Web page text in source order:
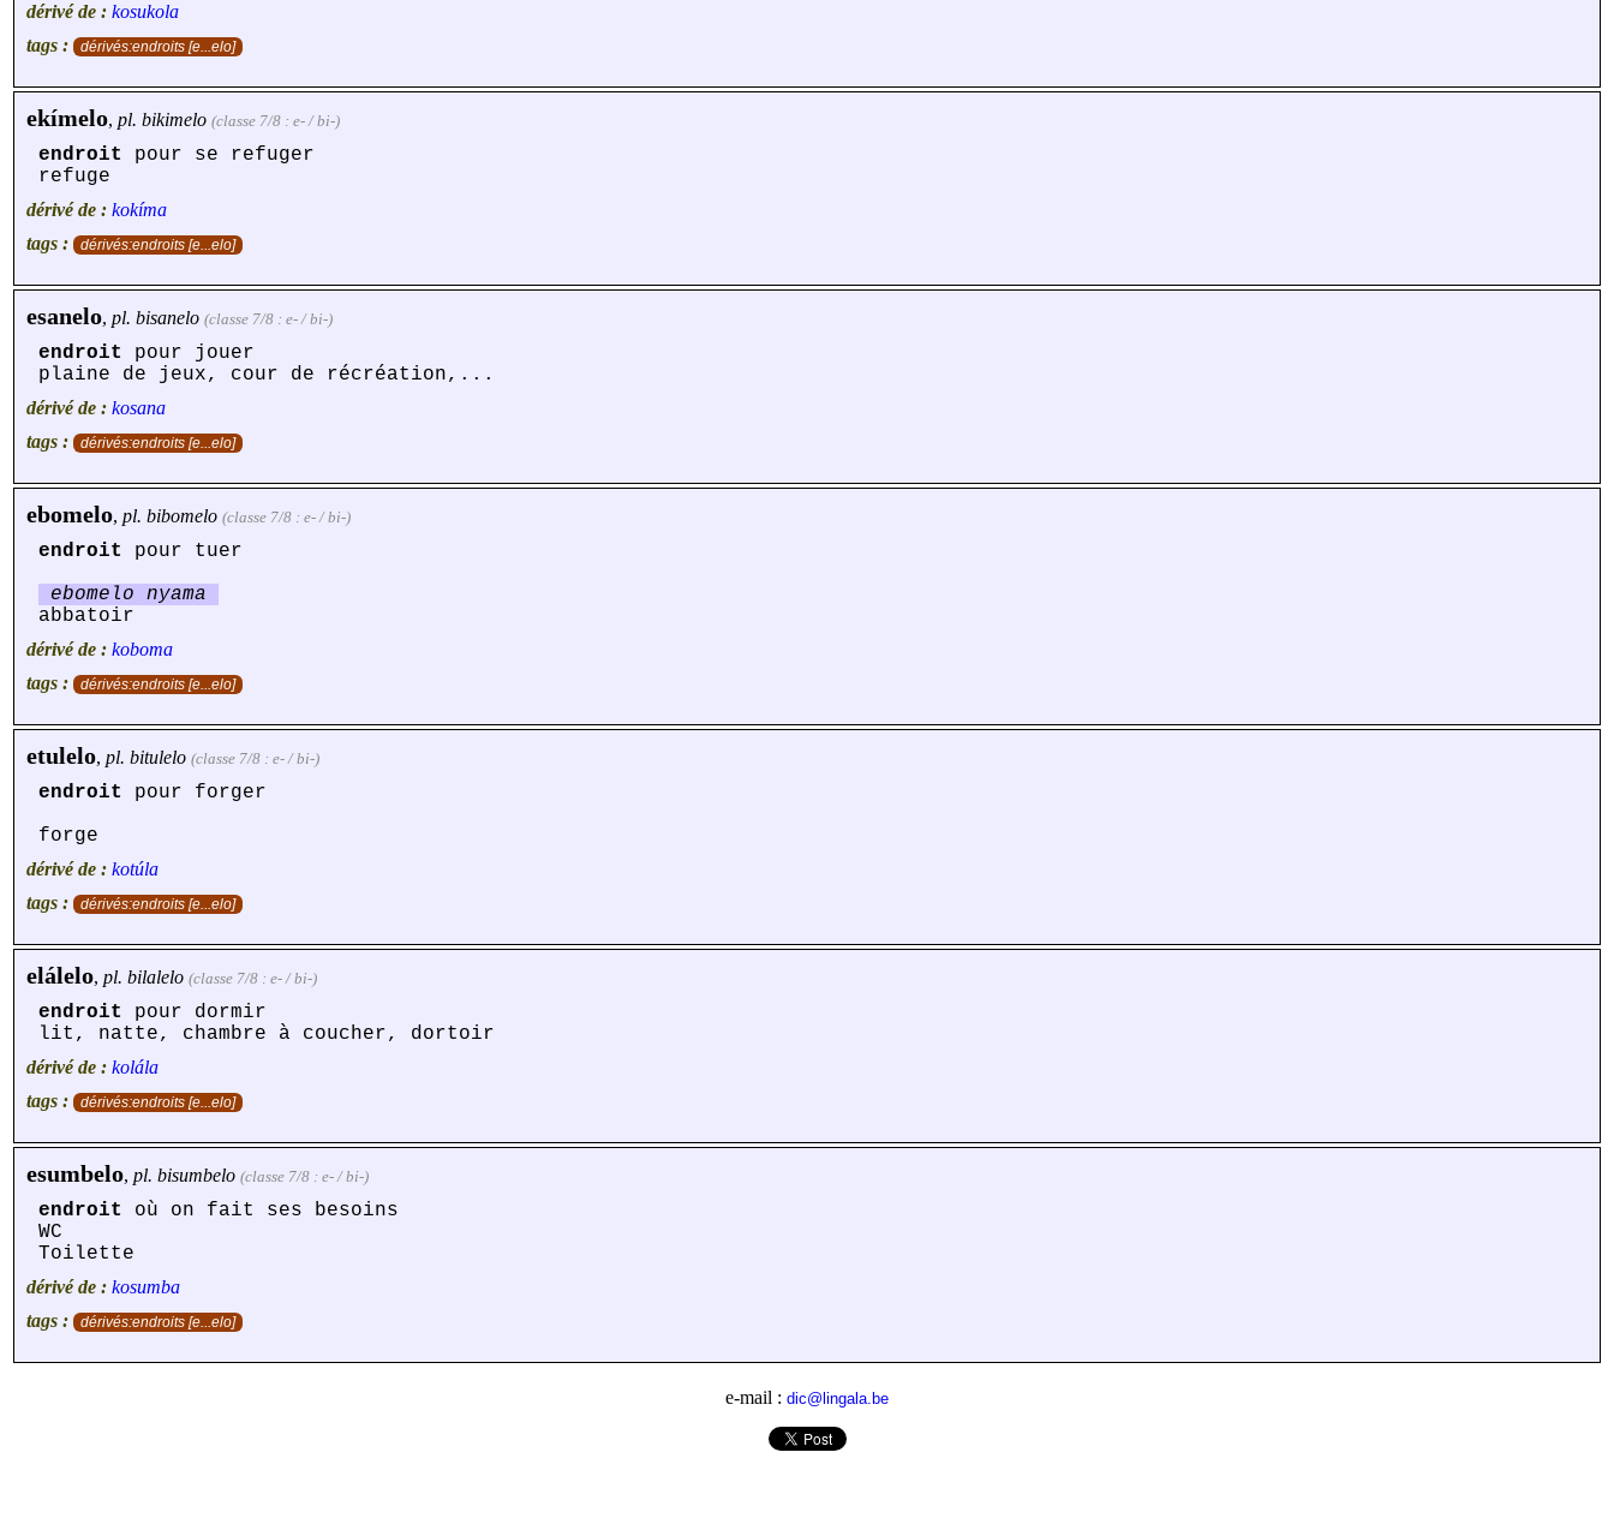
dérivé de : kosukola
tags :
dérivés:endroits [e...elo]
ekímelo, pl. bikimelo (classe 7/8 : e- / bi-)
endroit
pour se refuger
refuge
dérivé de : kokíma
tags :
dérivés:endroits [e...elo]
esanelo, pl. bisanelo (classe 7/8 : e- / bi-)
endroit
pour jouer
plaine de jeux, cour de récréation,...
dérivé de : kosana
tags :
dérivés:endroits [e...elo]
ebomelo, pl. bibomelo (classe 7/8 : e- / bi-)
endroit
pour tuer
ebomelo nyama
abbatoir
dérivé de : koboma
tags :
dérivés:endroits [e...elo]
etulelo, pl. bitulelo (classe 7/8 : e- / bi-)
endroit
pour forger
forge
dérivé de : kotúla
tags :
dérivés:endroits [e...elo]
elálelo, pl. bilalelo (classe 7/8 : e- / bi-)
endroit
pour dormir
lit, natte, chambre à coucher, dortoir
dérivé de : kolála
tags :
dérivés:endroits [e...elo]
esumbelo, pl. bisumbelo (classe 7/8 : e- / bi-)
endroit
où on fait ses besoins
WC
Toilette
dérivé de : kosumba
tags :
dérivés:endroits [e...elo]
e-mail : dic@lingala.be